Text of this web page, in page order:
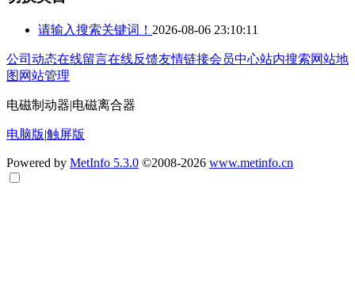
请输入搜索关键词！ 2026-08-06 23:10:11
公司动态在线留言在线反馈友情链接会员中心站内搜索网站地
图 网站管理
电磁制动器|电磁离合器
电脑版|触屏版
Powered by MetInfo 5.3.0 ©2008-2026 www.metinfo.cn